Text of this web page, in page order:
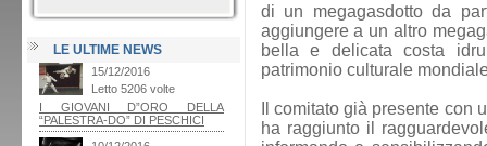
LE ULTIME NEWS
di un megagasdotto da
aggiungere a un altro
bella e delicata costa
patrimonio culturale
Il comitato già presente con
ha raggiunto il